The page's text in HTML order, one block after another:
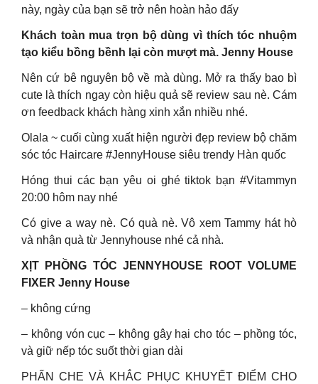
này, ngày của bạn sẽ trở nên hoàn hảo đấy
Khách toàn mua trọn bộ dùng vì thích tóc nhuộm
tạo kiểu bồng bềnh lại còn mượt mà. Jenny House
Nên cứ bê nguyên bộ về mà dùng. Mở ra thấy bao bì
cute là thích ngay còn hiệu quả sẽ review sau nè. Cám
ơn feedback khách hàng xinh xắn nhiều nhé.
Olala ~ cuối cùng xuất hiện người đẹp review bộ chăm
sóc tóc Haircare #JennyHouse siêu trendy Hàn quốc
Hóng thui các bạn yêu oi ghé tiktok bạn #Vitammyn
20:00 hôm nay nhé
Có give a way nè. Có quà nè. Vô xem Tammy hát hò
và nhận quà từ Jennyhouse nhé cả nhà.
XỊT PHỒNG TÓC JENNYHOUSE ROOT VOLUME
FIXER Jenny House
– không cứng
– không vón cục – không gây hại cho tóc – phồng tóc,
và giữ nếp tóc suốt thời gian dài
PHẤN CHE VÀ KHẮC PHỤC KHUYẾT ĐIỂM CHO